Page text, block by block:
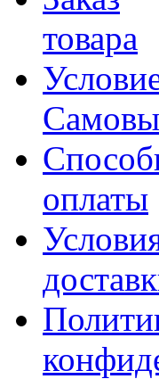
товара
оплаты